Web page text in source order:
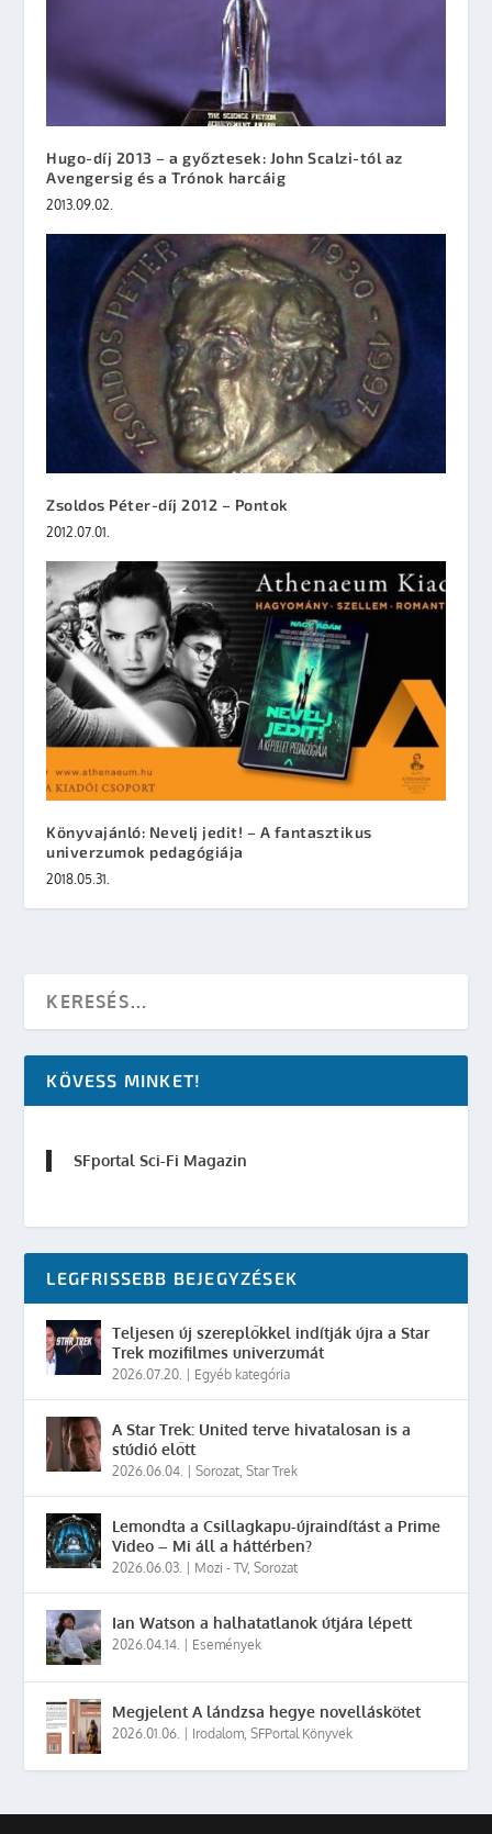
Hugo-díj 2013 – a győztesek: John Scalzi-tól az
Avengersig és a Trónok harcáig
2013.09.02.
Zsoldos Péter-díj 2012 – Pontok
2012.07.01.
Könyvajánló: Nevelj jedit! – A fantasztikus
univerzumok pedagógiája
2018.05.31.
KÖVESS MINKET!
SFportal Sci-Fi Magazin
LEGFRISSEBB BEJEGYZÉSEK
Teljesen új szereplőkkel indítják újra a Star
Trek mozifilmes univerzumát
2026.07.20. Egyéb kategória
A Star Trek: United terve hivatalosan is a
stúdió előtt
2026.06.04. |Sorozat ,Star Trek
Lemondta a Csillagkapu-újraindítást a Prime
Video – Mi áll a háttérben?
2026.06.03. Mozi - TV,Sorozat
Ian Watson a halhatatlanok útjára lépett
2026.04.14. Események
Megjelent A lándzsa hegye novelláskötet
2026.01.06. Irodalom ,SFPortal Könyvek